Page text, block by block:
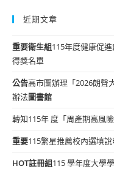
近期文章
重要衛生組115年度健康促
得獎名單
公告高市圖辦理「2026朗聲
辦法圖書館
轉知115年 度「周產期高風
重要115繁星推薦校內選填說
HOT註冊組115 學年度大學